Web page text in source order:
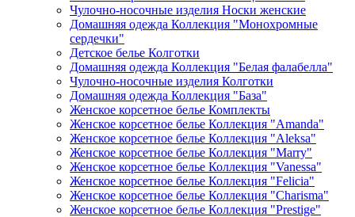
Чулочно-носочные изделия Носки женские
Домашняя одежда Коллекция "Монохромные
сердечки"
Детское белье Колготки
Домашняя одежда Коллекция "Белая фалабелла"
Чулочно-носочные изделия Колготки
Домашняя одежда Коллекция "База"
Женское корсетное белье Комплекты
Женское корсетное белье Коллекция "Amanda"
Женское корсетное белье Коллекция "Aleksa"
Женское корсетное белье Коллекция "Marry"
Женское корсетное белье Коллекция "Vanessa"
Женское корсетное белье Коллекция "Felicia"
Женское корсетное белье Коллекция "Charisma"
Женское корсетное белье Коллекция "Prestige"